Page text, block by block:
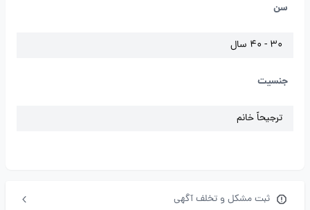
سن
30 - 40 سال
جنسیت
ترجیحاً خانم
ثبت مشکل و تخلف آگهی